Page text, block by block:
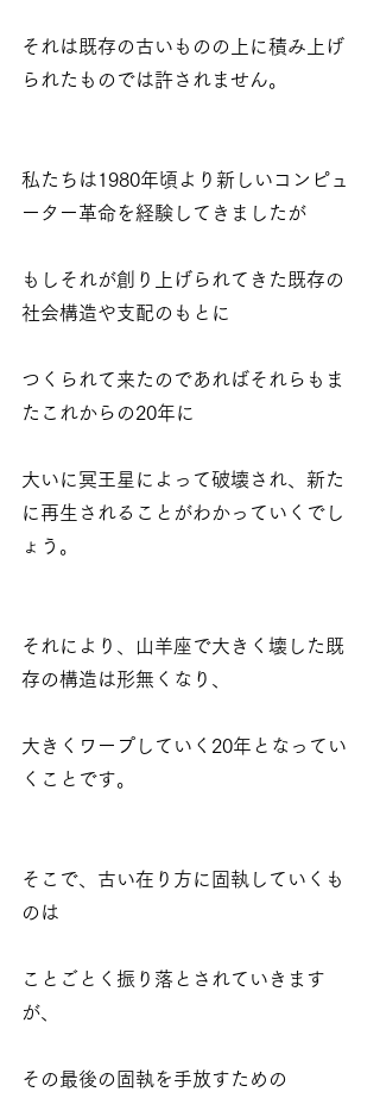
それは既存の古いものの上に積み上げ
られたものでは許されません。
私たちは1980年頃より新しいコンピュ
ーター革命を経験してきましたが
もしそれが創り上げられてきた既存の
社会構造や支配のもとに
つくられて来たのであればそれらもま
たこれからの20年に
大いに冥王星によって破壊され、新た
に再生されることがわかっていくでし
ょう。
それにより、山羊座で大きく壊した既
存の構造は形無くなり、
大きくワープしていく20年となってい
くことです。
そこで、古い在り方に固執していくも
のは
ことごとく振り落とされていきます
が、
その最後の固執を手放すための